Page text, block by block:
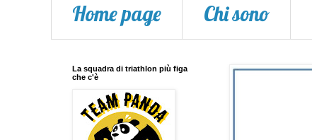
Home page Chi sono
La squadra di triathlon più figa
che c'è